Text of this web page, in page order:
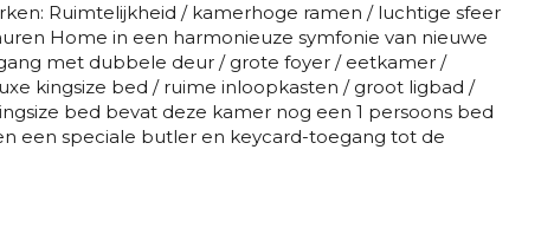
Deck 7 Balkonhut
Deck 7 Balkonhut
Deck 11 Suite
Ruimtelijkheid / kamerhoge ramen / luchtige sfeer
Home in een harmonieuze symfonie van nieuwe
met dubbele deur / grote foyer / eetkamer /
kingsize bed / ruime inloopkasten / groot ligbad /
bed bevat deze kamer nog een 1 persoons bed
een speciale butler en keycard-toegang tot de